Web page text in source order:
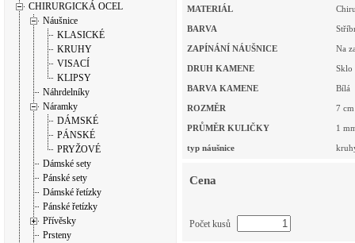
CHIRURGICKÁ OCEL
Náušnice
KLASICKÉ
KRUHY
VISACÍ
KLIPSY
Náhrdelníky
Náramky
DÁMSKÉ
PÁNSKÉ
PRYŽOVÉ
Dámské sety
Pánské sety
Dámské řetízky
Pánské řetízky
Přívěsky
Prsteny
MATERIÁL
BARVA
ZAPÍNÁNÍ NÁUŠNICE Na
DRUH KAMENE Sklo
BARVA KAMENE Bílá
ROZMĚR 7 cm
PRŮMĚR KULIČKY 1
typ náušnice
Cena
Počet kusů